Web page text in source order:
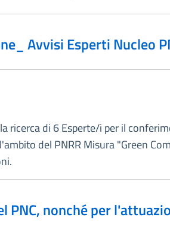
Avvisi Esperti Nucleo
ricerca di 6 Esperte/i per il
del PNRR Misura "Green
nonché per